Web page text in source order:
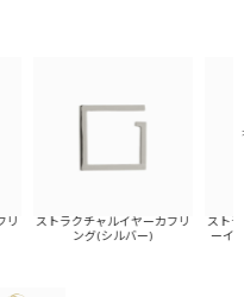
ストラクチャルイヤーカフリ
ング(シルバー)
ストラ
ーイヤ